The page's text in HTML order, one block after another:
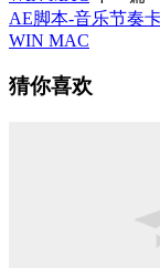
AE脚本-音乐节奏
WIN MAC
猜你喜欢